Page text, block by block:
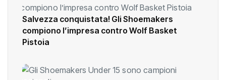
Salvezza conquistata! Gli Shoemakers
compiono l’impresa contro Wolf Basket
Pistoia